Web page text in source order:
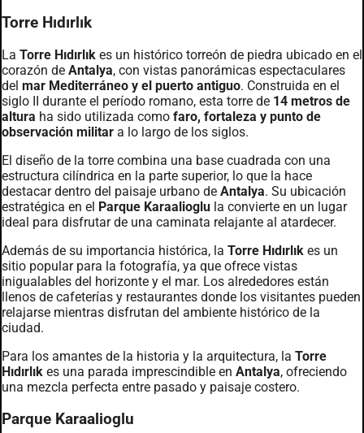
Torre Hıdırlık
La Torre Hıdırlık es un histórico torreón de piedra ubicado en el
corazón de Antalya, con vistas panorámicas espectaculares
del mar Mediterráneo y el puerto antiguo. Construida en el
siglo II durante el período romano, esta torre de 14 metros de
altura ha sido utilizada como faro, fortaleza y punto de
observación militar a lo largo de los siglos.
El diseño de la torre combina una base cuadrada con una
estructura cilíndrica en la parte superior, lo que la hace
destacar dentro del paisaje urbano de Antalya. Su ubicación
estratégica en el Parque Karaalioglu la convierte en un lugar
ideal para disfrutar de una caminata relajante al atardecer.
Además de su importancia histórica, la Torre Hıdırlık es un
sitio popular para la fotografía, ya que ofrece vistas
inigualables del horizonte y el mar. Los alrededores están
llenos de cafeterías y restaurantes donde los visitantes pueden
relajarse mientras disfrutan del ambiente histórico de la
ciudad.
Para los amantes de la historia y la arquitectura, la Torre
Hıdırlık es una parada imprescindible en Antalya, ofreciendo
una mezcla perfecta entre pasado y paisaje costero.
Parque Karaalioglu